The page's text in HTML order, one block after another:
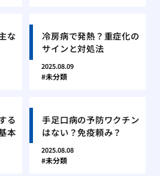
な
冷房病で発熱？重症化の
サインと対処法
2025.08.09
未分類
る
本
手足口病の予防ワクチン
はない？免疫頼み？
2025.08.08
未分類